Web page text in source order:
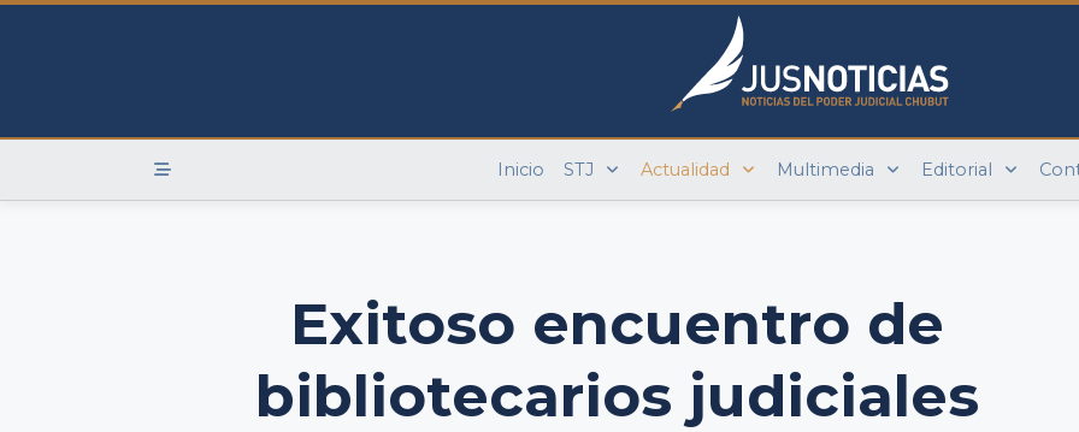
Skip
Inicio STJ Actualidad Multimedia Editorial
Exitoso encuentro de
bibliotecarios judiciales